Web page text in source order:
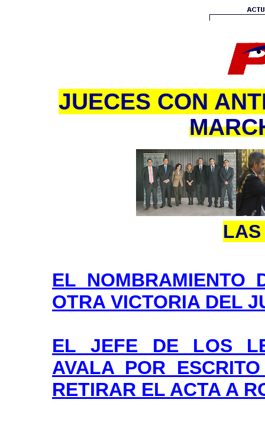
JUECES CON
EL NOMBRAMIENTO
OTRA VICTORIA DEL
EL JEFE DE LOS
AVALA POR
RETIRAR EL ACTA A